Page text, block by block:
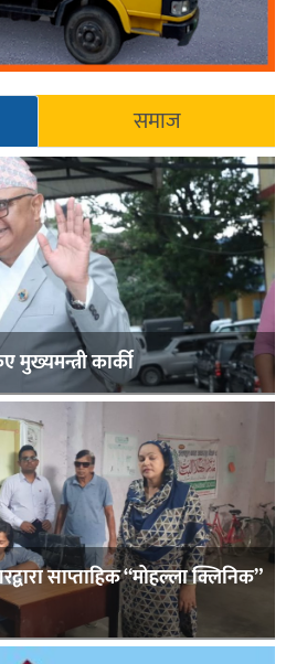
समाज
कार्की
साप्ताहिक “मोहल्ला क्लिनिक”